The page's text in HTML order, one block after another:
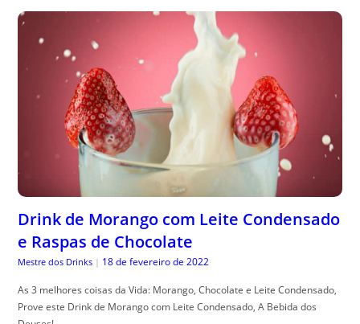
Drink de Morango com Leite Condensado
e Raspas de Chocolate
Mestre dos Drinks | 18 de fevereiro de 2022
As 3 melhores coisas da Vida: Morango, Chocolate e Leite Condensado,
Prove este Drink de Morango com Leite Condensado, A Bebida dos